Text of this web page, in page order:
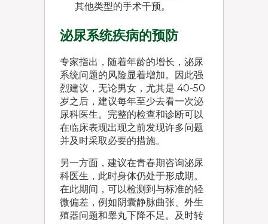
其他类型的手术干预。
泌尿系统疾病的预防
专家指出，随着年龄的增长，泌尿
系统问题的风险显着增加。因此强
烈建议，无论男女，尤其是 40-50
岁之后，建议每年至少去看一次泌
尿科医生。完整的检查和诊断可以
在临床表现出现之前发现许多问题
并及时采取必要的措施。
另一方面，建议在青春期咨询泌尿
科医生，此时身体仍处于形成期。
在此期间，可以检测到与标准的轻
微偏差，例如阴囊静脉曲张、外生
殖器问题和睾丸下降不足。及时转